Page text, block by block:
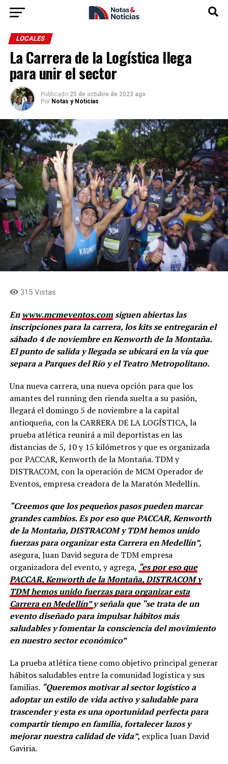
LOCALES
La Carrera de la Logística llega
para unir el sector
Publicado 25 de octubre de 2023 ago
Por Notas y Noticias
315 Vistas
Enwww.mcmeventos.comsiguen abiertas las
inscripciones para la carrera, los kits se entregarán el
sábado 4 de noviembre en Kenworth de la Montaña.
El punto de salida y llegada se ubicará en la vía que
separa a Parques del Río y el Teatro Metropolitano.
Una nueva carrera, una nueva opción para que los
amantes del running den rienda suelta a su pasión,
llegará el domingo 5 de noviembre a la capital
antioqueña, con la CARRERA DE LA LOGÍSTICA, la
prueba atlética reunirá a mil deportistas en las
distancias de 5, 10 y 15 kilómetros y que es organizada
por PACCAR, Kenworth de la Montaña. TDM y
DISTRACOM, con la operación de MCM Operador de
Eventos, empresa creadora de la Maratón Medellín.
“Creemos que los pequeños pasos pueden marcar
grandes cambios.Es por eso que PACCAR, Kenworth
de la Montaña, DISTRACOM y TDM hemos unido
fuerzas para organizar esta Carrera en Medellín”,
asegura, Juan David segura de TDM empresa
organizadora del evento, y agrega, “es por eso que
PACCAR, Kenworth de la Montaña, DISTRACOM y
TDM hemos unido fuerzas para organizar esta
Carrera en Medellín”y señala que “se trata de un
evento diseñado para impulsar hábitos más
saludables y fomentar la consciencia del movimiento
en nuestro sector económico”
La prueba atlética tiene como objetivo principal generar
hábitos saludables entre la comunidad logística y sus
familias. “Queremos motivar al sector logístico a
adoptar un estilo de vida activo y saludable para
trascender y esta es una oportunidad perfecta para
compartir tiempo en familia, fortalecer lazos y
mejorar nuestra calidad de vida”, explica Juan David
Gaviria.